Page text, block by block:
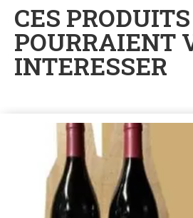
CES PRODUITS
POURRAIENT
INTERESSER